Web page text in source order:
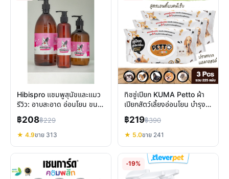
Hibispro แชมพูสุนัขและแมว
รีวิว: อาบสะอาด อ่อนโยน ขน
สวย ลดระคายเคือง
฿208฿229
★ 4.9ขาย 313
ทิชชู่เปียก KUMA Petto ผ้า
เปียกสัตว์เลี้ยงอ่อนโยน บำรุง
ขน ดับกลิ่น
฿219฿390
★ 5.0ขาย 241
-19%